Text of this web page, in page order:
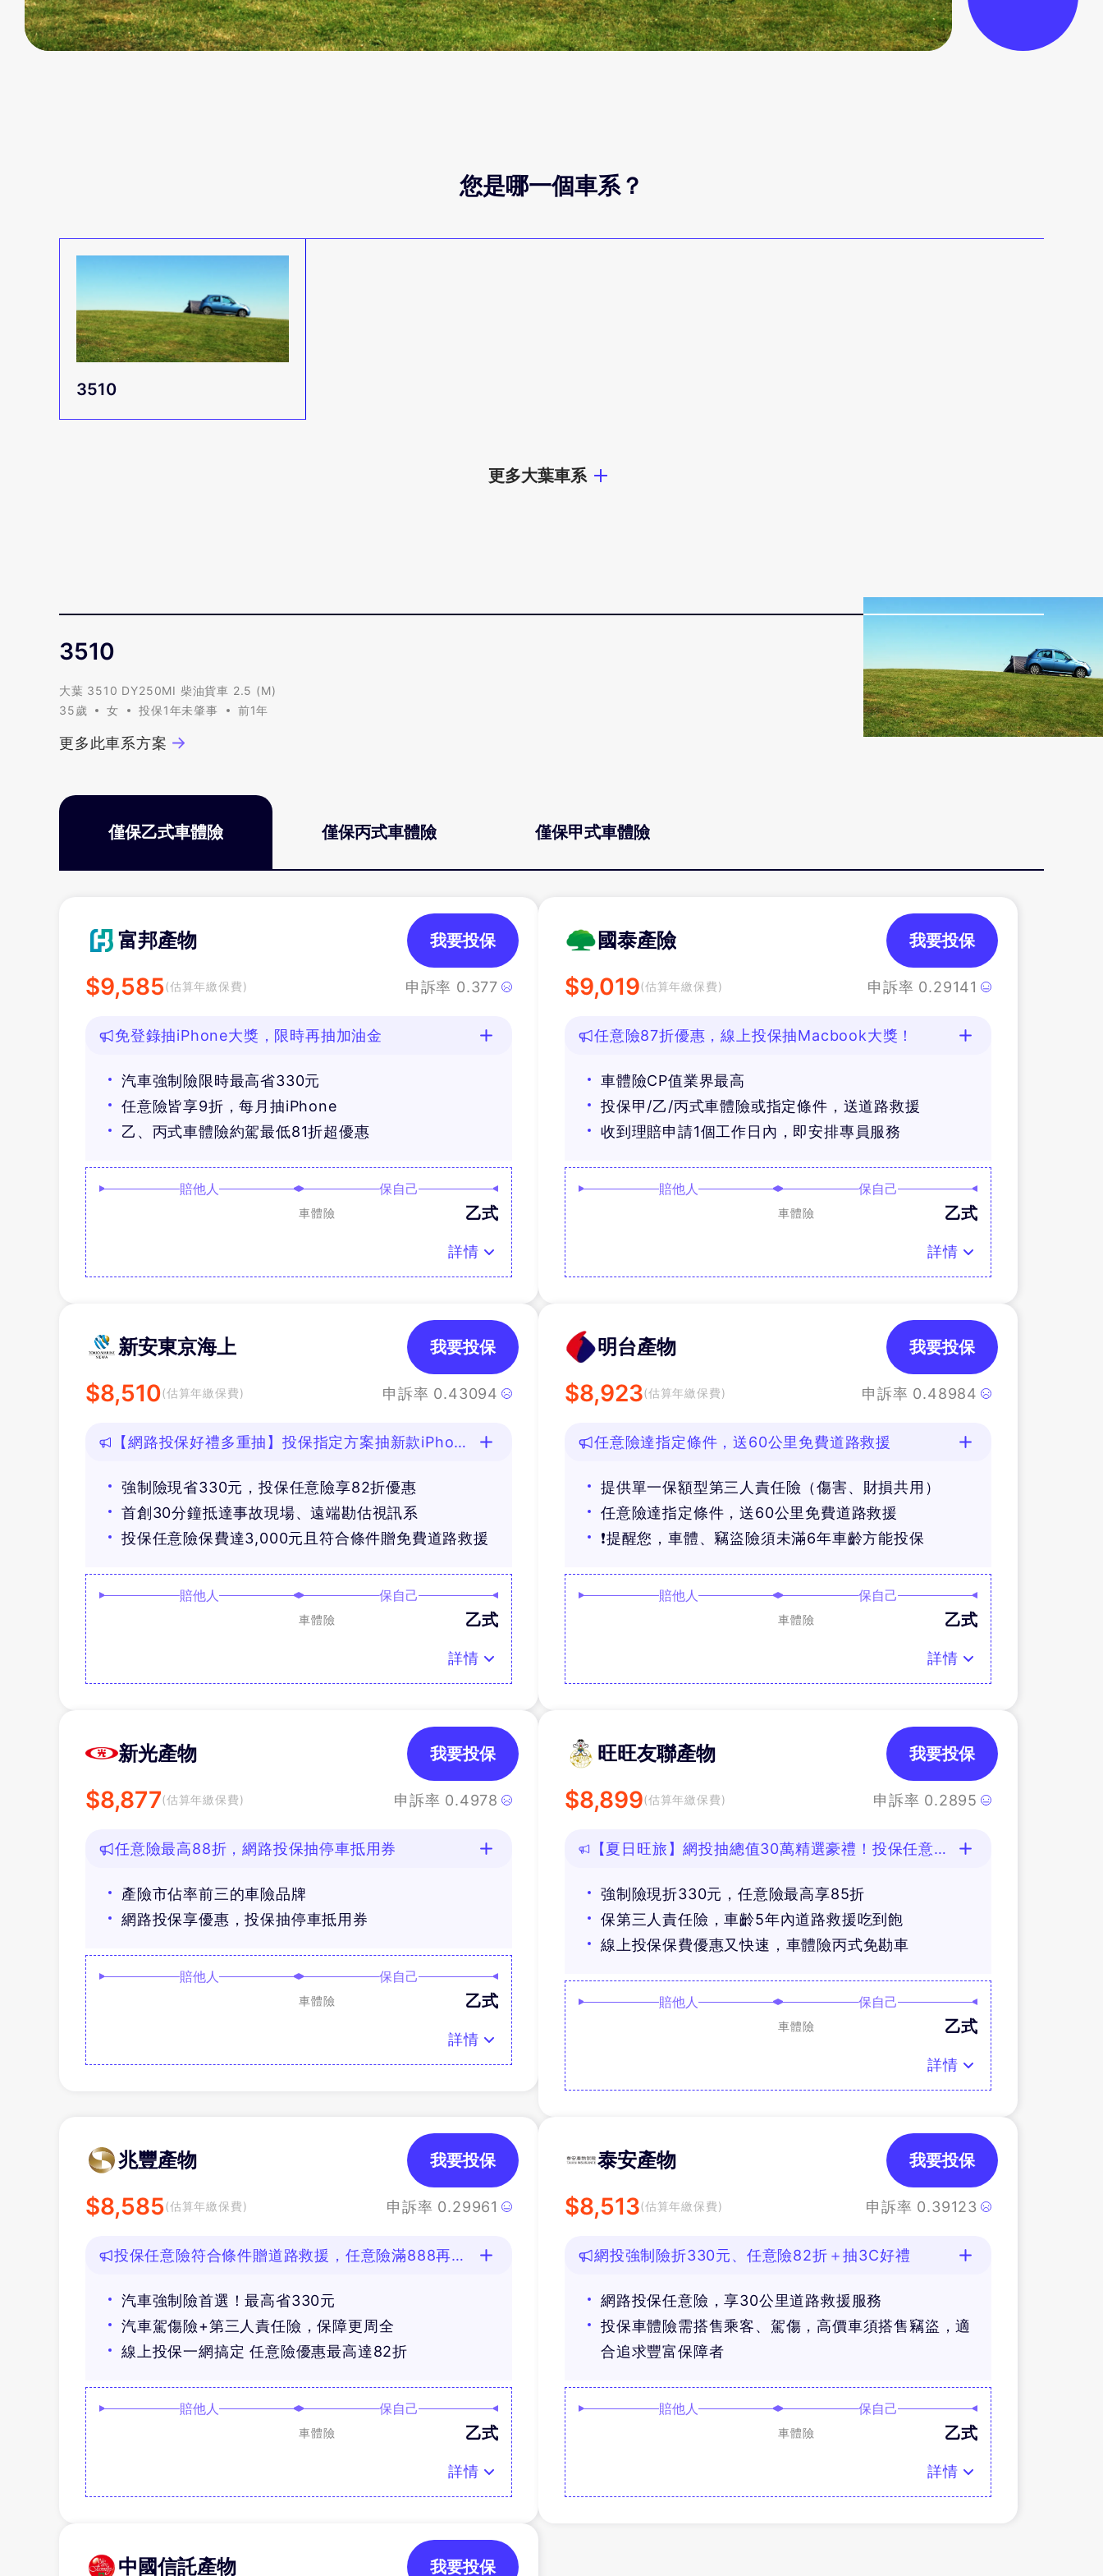
您是哪一個車系？
3510
更多大葉車系
3510
大葉 3510 DY250MI 柴油貨車 2.5 (M)
35歲
女 投保1年未肇事 前1年
更多此車系方案
僅保乙式車體險 僅保丙式車體險 僅保甲式車體險
富邦產物
$9,585(估算年繳保費) 申訴率 0.377
我要投保
免登錄抽iPhone大獎，限時再抽加油金
汽車強制險限時最高省330元
任意險皆享9折，每月抽iPhone
乙、丙式車體險約駕最低81折超優惠
賠他人 保自己
車體險 乙式
詳情
國泰產險
$9,019(估算年繳保費) 申訴率 0.29141
我要投保
任意險87折優惠，線上投保抽Macbook大獎！
車體險CP值業界最高
投保甲/乙/丙式車體險或指定條件，送道路救援
收到理賠申請1個工作日內，即安排專員服務
賠他人 保自己
車體險 乙式
詳情
新安東京海上
$8,510(估算年繳保費) 申訴率 0.43094
我要投保
【網路投保好禮多重抽】投保指定方案抽新款iPhone
強制險現省330元，投保任意險享82折優惠
首創30分鐘抵達事故現場、遠端勘估視訊系
投保任意險保費達3,000元且符合條件贈免費道路救援
賠他人 保自己
車體險 乙式
詳情
明台產物
$8,923(估算年繳保費) 申訴率 0.48984
我要投保
任意險達指定條件，送60公里免費道路救援
提供單一保額型第三人責任險（傷害、財損共用）
任意險達指定條件，送60公里免費道路救援
❗提醒您，車體、竊盜險須未滿6年車齡方能投保
賠他人 保自己
車體險 乙式
詳情
新光產物
$8,877(估算年繳保費) 申訴率 0.4978
我要投保
任意險最高88折，網路投保抽停車抵用券
產險市佔率前三的車險品牌
網路投保享優惠，投保抽停車抵用券
賠他人 保自己
車體險 乙式
詳情
旺旺友聯產物
$8,899(估算年繳保費) 申訴率 0.2895
我要投保
【夏日旺旅】網投抽總值30萬精選豪禮！投保任意險
強制險現折330元，任意險最高享85折
保第三人責任險，車齡5年內道路救援吃到飽
線上投保保費優惠又快速，車體險丙式免勘車
賠他人 保自己
車體險 乙式
詳情
兆豐產物
$8,585(估算年繳保費) 申訴率 0.29961
我要投保
投保任意險符合條件贈道路救援，任意險滿888再抽
汽車強制險首選！最高省330元
汽車駕傷險+第三人責任險，保障更周全
線上投保一網搞定 任意險優惠最高達82折
賠他人 保自己
車體險 乙式
詳情
泰安產物
$8,513(估算年繳保費) 申訴率 0.39123
我要投保
網投強制險折330元、任意險82折＋抽3C好禮
網路投保任意險，享30公里道路救援服務
投保車體險需搭售乘客、駕傷，高價車須搭售竊盜，適
合追求豐富保障者
賠他人 保自己
車體險 乙式
詳情
中國信託產物 我要投保